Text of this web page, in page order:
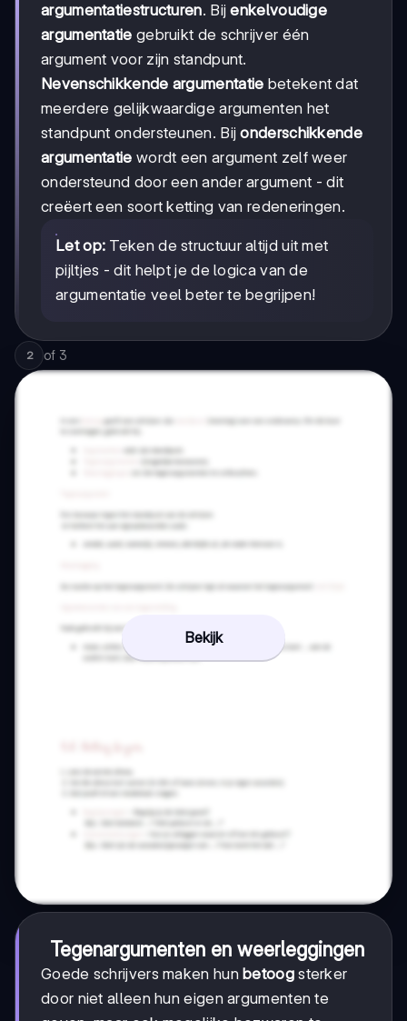
argumentatiestructuren. Bijenkelvoudige
argumentatie gebruikt de schrijver één
argument voor zijn standpunt.
Nevenschikkende argumentatie betekent dat
meerdere gelijkwaardige argumenten het
standpunt ondersteunen. Bijonderschikkende
argumentatie wordt een argument zelf weer
ondersteund door een ander argument - dit
creëert een soort ketting van redeneringen.
Let op: Teken de structuur altijd uit met
pijltjes - dit helpt je de logica van de
argumentatie veel beter te begrijpen!
2 of 3
Bekijk
Tegenargumenten en weerleggingen
Goede schrijvers maken hun betoogsterker
door niet alleen hun eigen argumenten te